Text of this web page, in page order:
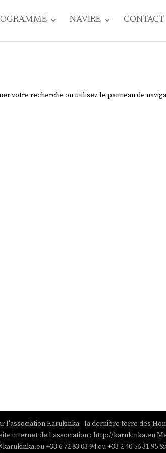
NAVIRE CONTACT
votre recherche ou utilisez le panneau de
Karukinka - la dernière terre des
internet de l'association : http://karukinka.eu
+33 6 72 83 03 94 ou +33 2 40 56 31